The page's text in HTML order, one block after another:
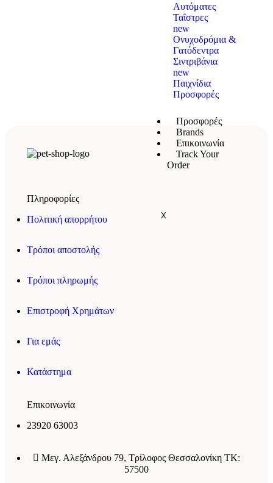
Αυτόματες
Ταΐστρες
new
Ονυχοδρόμια &
Γατόδεντρα
Σιντριβάνια
new
Παιχνίδια
Προσφορές
Προσφορές
Brands
Επικοινωνία
Track Your
Order
X
Πληροφορίες
Πολιτική απορρήτου
Τρόποι αποστολής
Τρόποι πληρωμής
Επιστροφή Χρημάτων
Για εμάς
Κατάστημα
Επικοινωνία
23920 63003
Μεγ. Αλεξάνδρου 79, Τρίλοφος Θεσσαλονίκη ΤΚ:
57500